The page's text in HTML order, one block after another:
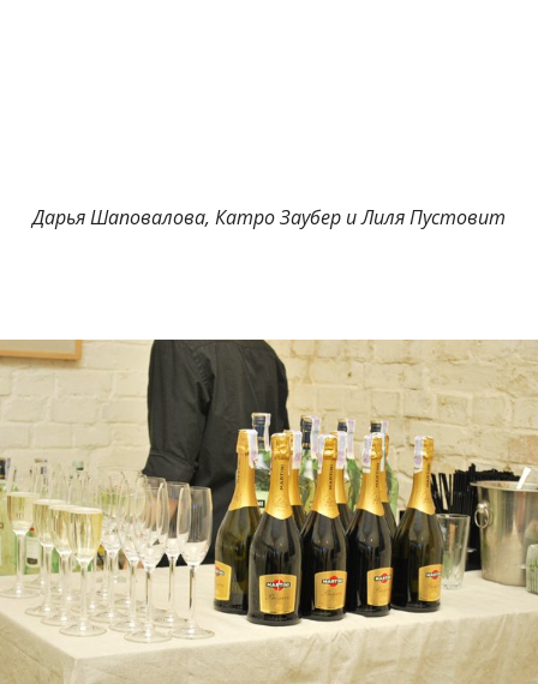
Дарья Шаповалова, Катро Заубер и Лиля Пустовит